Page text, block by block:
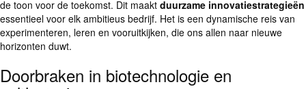
de toon voor de toekomst. Dit maakt duurzame innovatiestrategieën
essentieel voor elk ambitieus bedrijf. Het is een dynamische reis van
experimenteren, leren en vooruitkijken, die ons allen naar nieuwe
horizonten duwt.
Doorbraken in biotechnologie en